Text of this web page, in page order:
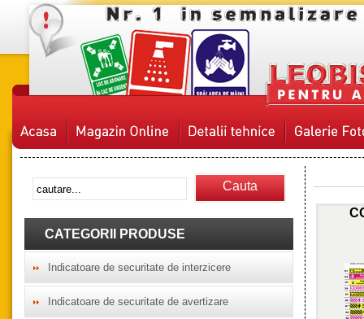
Cauta
CATEGORII PRODUSE
Indicatoare de securitate de interzicere
Indicatoare de securitate de avertizare